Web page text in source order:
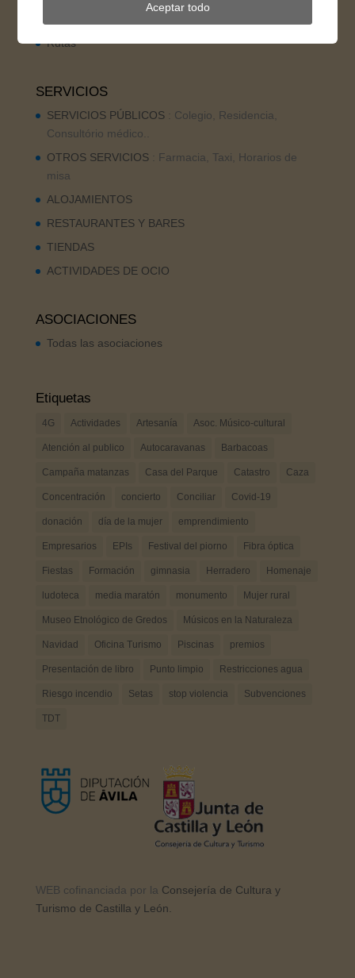
RUTAS
Rutas
SERVICIOS
SERVICIOS PÚBLICOS: Colegio, Residencia,
Consultório médico..
OTROS SERVICIOS: Farmacia, Taxi, Horarios de
misa
ALOJAMIENTOS
RESTAURANTES Y BARES
TIENDAS
ACTIVIDADES DE OCIO
ASOCIACIONES
Todas las asociaciones
Etiquetas
4G Actividades Artesanía Asoc. Músico-cultural
Atención al publico Autocaravanas Barbacoas
Campaña matanzas Casa del Parque Catastro Caza
Concentración concierto Conciliar Covid-19
donación día de la mujer emprendimiento
Empresarios EPIs Festival del piorno Fibra óptica
Fiestas Formación gimnasia Herradero Homenaje
ludoteca media maratón monumento Mujer rural
Museo Etnológico de Gredos Músicos en la Naturaleza
Navidad Oficina Turismo Piscinas premios
Presentación de libro Punto limpio Restricciones agua
Riesgo incendio Setas stop violencia Subvenciones
TDT
WEB cofinanciada por la Consejería de Cultura y
Turismo de Castilla y León.
Aceptar todo